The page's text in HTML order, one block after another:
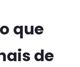
que
de